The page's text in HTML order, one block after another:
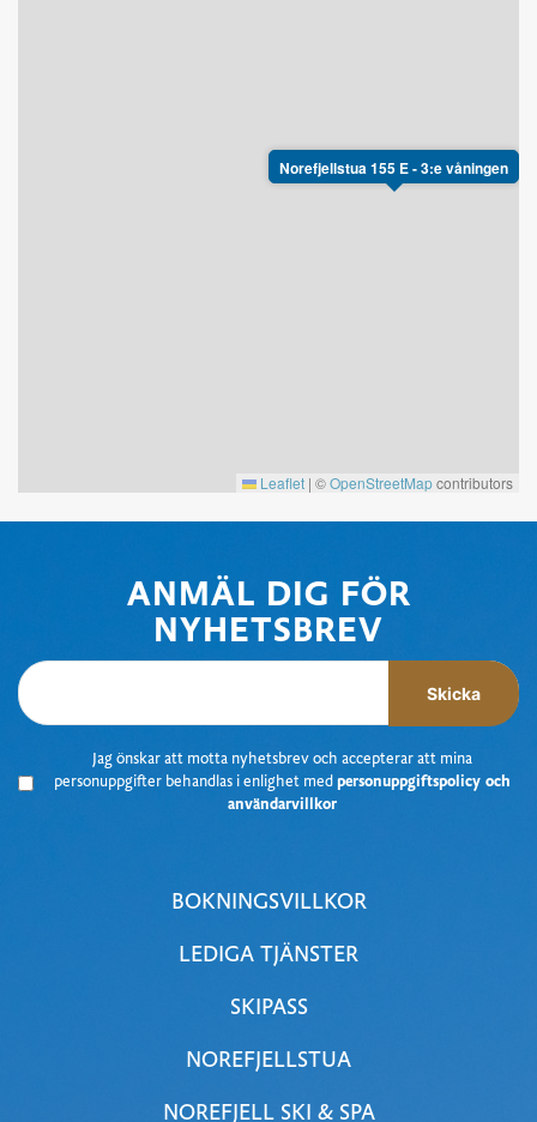
Norefjellstua 155 E - 3:e våningen
Leaflet | ©OpenStreetMapcontributors
ANMÄL DIG FÖR
NYHETSBREV
Jag önskar att motta nyhetsbrev och accepterar att mina
personuppgifter behandlas i enlighet med personuppgiftspolicy och
användarvillkor
Skicka
BOKNINGSVILLKOR
LEDIGA TJÄNSTER
SKIPASS
NOREFJELLSTUA
NOREFJELL SKI & SPA